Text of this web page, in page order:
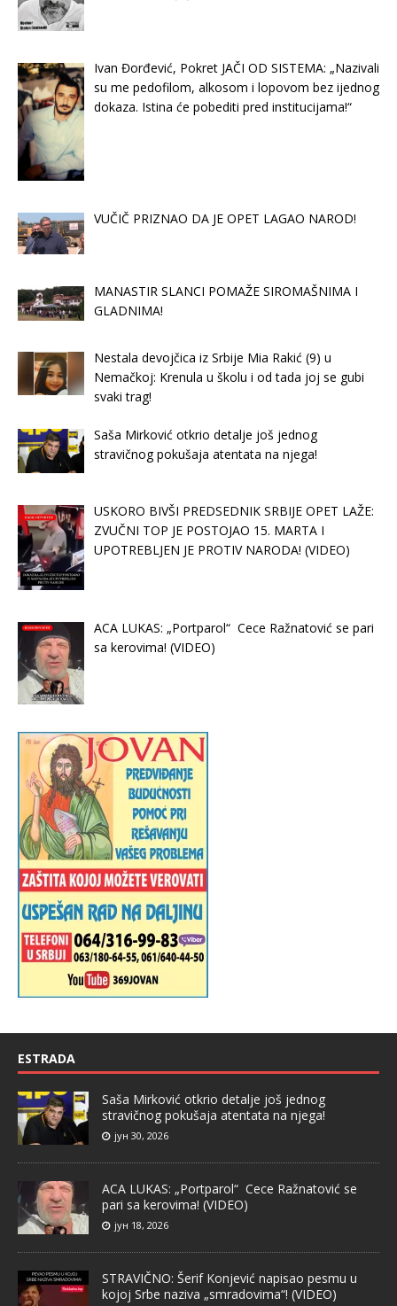
Ivan Đorđević, Pokret JAČI OD SISTEMA: „Nazivali
su me pedofilom, alkosom i lopovom bez ijednog
dokaza. Istina će pobediti pred institucijama!“
VUČIČ PRIZNAO DA JE OPET LAGAO NAROD!
MANASTIR SLANCI POMAŽE SIROMAŠNIMA I
GLADNIMA!
Nestala devojčica iz Srbije Mia Rakić (9) u
Nemačkoj: Krenula u školu i od tada joj se gubi
svaki trag!
Saša Mirković otkrio detalje još jednog
stravičnog pokušaja atentata na njega!
USKORO BIVŠI PREDSEDNIK SRBIJE OPET LAŽE:
ZVUČNI TOP JE POSTOJAO 15. MARTA I
UPOTREBLJEN JE PROTIV NARODA! (VIDEO)
ACA LUKAS: „Portparol“ Cece Ražnatović se pari
sa kerovima! (VIDEO)
ESTRADA
Saša Mirković otkrio detalje još jednog
stravičnog pokušaja atentata na njega!
јун 30, 2026
ACA LUKAS: „Portparol“ Cece Ražnatović se
pari sa kerovima! (VIDEO)
јун 18, 2026
STRAVIČNO: Šerif Konjević napisao pesmu u
kojoj Srbe naziva „smradovima“! (VIDEO)